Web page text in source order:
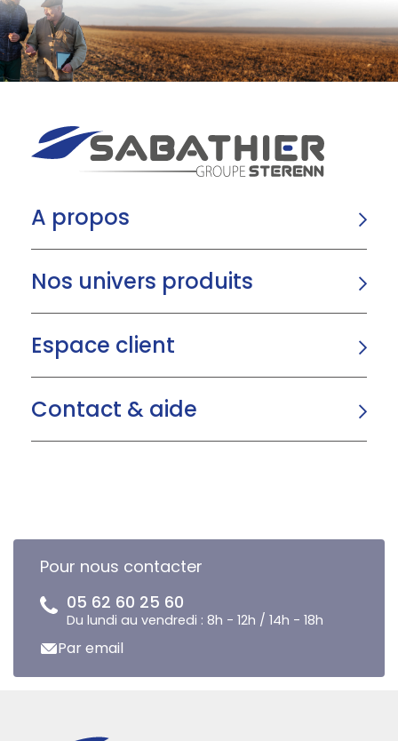
A propos
Nos univers produits
Espace client
Contact & aide
Pour nous contacter
05 62 60 25 60
Du lundi au vendredi : 8h - 12h / 14h - 18h
Par email